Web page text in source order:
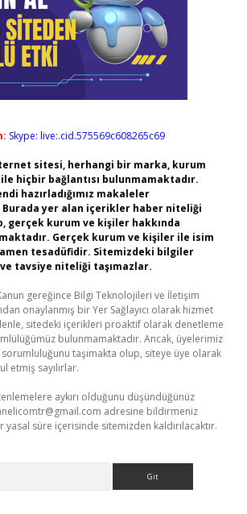
Skype: live:.cid.575569c608265c69
sitesi, herhangi bir marka, kurum
hiçbir bağlantısı bulunmamaktadır.
hazırladığımız makaleler
Burada yer alan içerikler haber niteliği
gerçek kurum ve kişiler hakkında
Gerçek kurum ve kişiler ile isim
tesadüfidir. Sitemizdeki bilgiler
tavsiye niteliği taşımazlar.
gereğince Bilgi Teknolojileri ve İletişim
onaylanmış bir Yer Sağlayıcı olarak hizmet
sitedeki içerikleri proaktif olarak denetleme
bulunmamaktadır. Ancak, üyelerimiz
sorumluluğunu taşımakta olup, siteye üye olarak
etmiş sayılırlar.
aykırı olduğunu düşündüğünüz
adresine bildirmeniz
süre içerisinde sitemizden kaldırılacaktır.